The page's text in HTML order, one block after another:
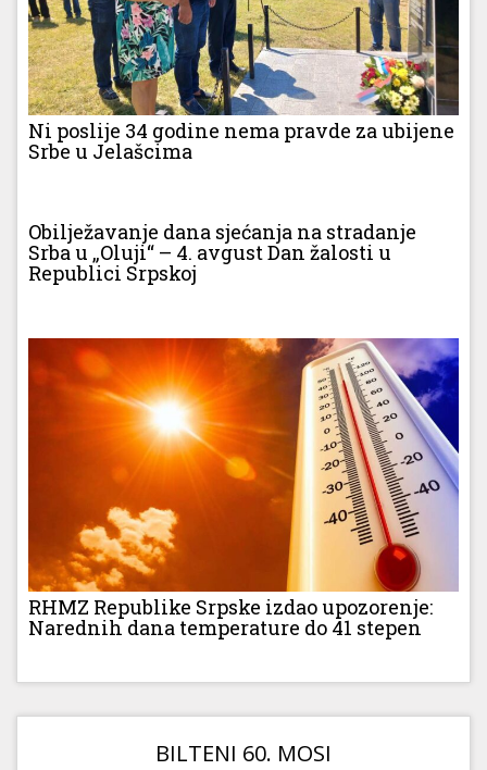
Ni poslije 34 godine nema pravde za ubijene
Srbe u Jelašcima
Obilježavanje dana sjećanja na stradanje
Srba u „Oluji“ – 4. avgust Dan žalosti u
Republici Srpskoj
RHMZ Republike Srpske izdao upozorenje:
Narednih dana temperature do 41 stepen
BILTENI 60. MOSI